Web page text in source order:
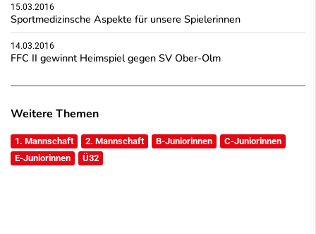
15.03.2016
Sportmedizinsche Aspekte für unsere Spielerinnen
14.03.2016
FFC II gewinnt Heimspiel gegen SV Ober-Olm
Weitere Themen
1. Mannschaft 2. Mannschaft B-Juniorinnen
C-Juniorinnen
E-Juniorinnen
Ü32